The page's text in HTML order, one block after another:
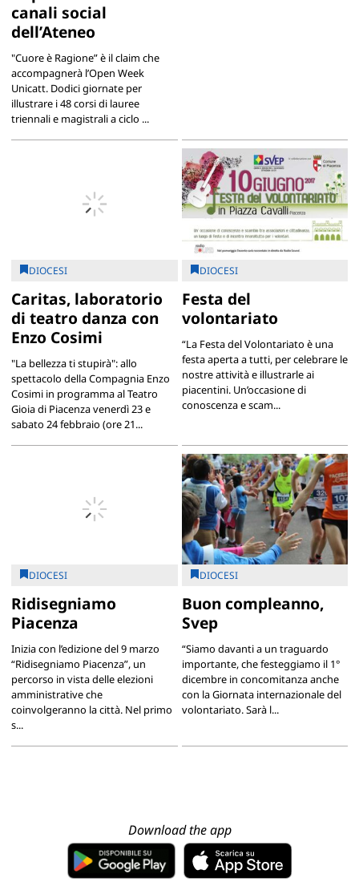
canali social
dell’Ateneo
"Cuore è Ragione” è il claim che
accompagnerà l’Open Week
Unicatt. Dodici giornate per
illustrare i 48 corsi di lauree
triennali e magistrali a ciclo ...
DIOCESI
Caritas, laboratorio
di teatro danza con
Enzo Cosimi
"La bellezza ti stupirà": allo
spettacolo della Compagnia Enzo
Cosimi in programma al Teatro
Gioia di Piacenza venerdì 23 e
sabato 24 febbraio (ore 21...
DIOCESI
Festa del
volontariato
“La Festa del Volontariato è una
festa aperta a tutti, per celebrare le
nostre attività e illustrarle ai
piacentini. Un’occasione di
conoscenza e scam...
DIOCESI
Ridisegniamo
Piacenza
Inizia con l’edizione del 9 marzo
“Ridisegniamo Piacenza”, un
percorso in vista delle elezioni
amministrative che
coinvolgeranno la città. Nel primo
s...
DIOCESI
Buon compleanno,
Svep
“Siamo davanti a un traguardo
importante, che festeggiamo il 1°
dicembre in concomitanza anche
con la Giornata internazionale del
volontariato. Sarà l...
Download the app